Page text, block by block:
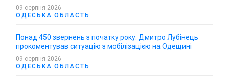
09 серпня 2026
ОДЕСЬКА ОБЛАСТЬ
Понад 450 звернень з початку року: Дмитро Лубінець
прокоментував ситуацію з мобілізацією на Одещині
09 серпня 2026
ОДЕСЬКА ОБЛАСТЬ